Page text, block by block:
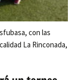
con las
La Rinconada,